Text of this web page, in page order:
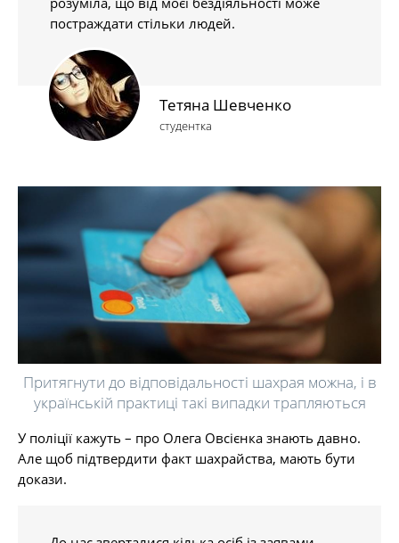
постраждати стільки людей.
Тетяна Шевченко
студентка
Притягнути до відповідальності шахрая можна, і в
українській практиці такі випадки трапляються
У поліції кажуть – про Олега Овсієнка знають давно.
Але щоб підтвердити факт шахрайства, мають бути
докази.